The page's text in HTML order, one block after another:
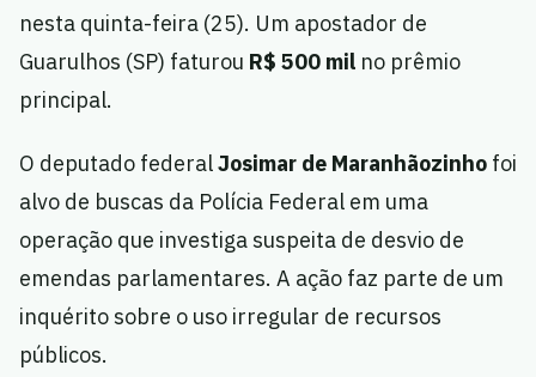
nesta quinta-feira (25). Um apostador de
Guarulhos (SP) faturou R$ 500 mil no prêmio
principal.
O deputado federalJosimar de Maranhãozinho foi
alvo de buscas da Polícia Federal em uma
operação que investiga suspeita de desvio de
emendas parlamentares. A ação faz parte de um
inquérito sobre o uso irregular de recursos
públicos.